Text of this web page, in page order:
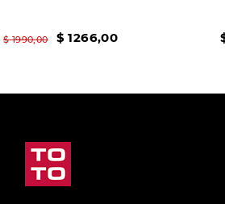
$ 1990,00 $ 1266,00